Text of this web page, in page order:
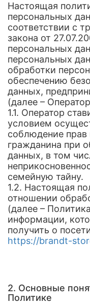
Настоящая
персональных
соответствии с
закона от
персональных
персональных
обработки
обеспечению
данных,
(далее –
1.1. Оператор
условием
соблюдение прав
гражданина при
данных, в том
семейную тайну.
1.2. Настоящая
отношении
(далее –
информации,
получить о
https://brandt-
2. Основные
Политике